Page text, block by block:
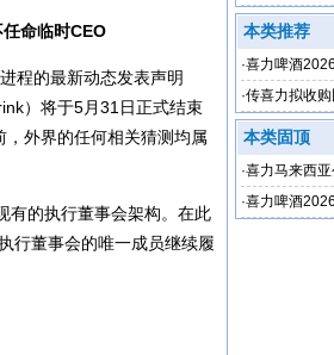
命临时CEO
程的最新动态发表声明
）将于5月31日正式结束
外界的任何相关猜测均属
有的执行董事会架构。在此
行董事会的唯一成员继续履
长7.9%
本类推荐
·喜力啤酒
3%
·传喜力拟收
本类固顶
·喜力马来西
坡
·喜力啤酒